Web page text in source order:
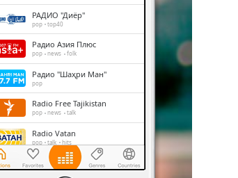
РАДИО "Диёр"
pop top40
Радио Азия Плюс
pop news folk
Радио "Шаҳри Ман"
pop
Radio Free Tajikistan
pop news talk
Radio Vatan
pop talk hits
Love Radio
disco pop folk love songs